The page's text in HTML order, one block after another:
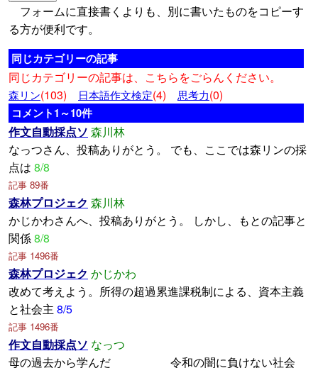
フォームに直接書くよりも、別に書いたものをコピーす
る方が便利です。
同じカテゴリーの記事
同じカテゴリーの記事は、こちらをごらんください。
森リン(103) 日本語作文検定(4) 思考力(0)
コメント1～10件
作文自動採点ソ 森川林
なっつさん、投稿ありがとう。 でも、ここでは森リンの採
点は 8/8
記事 89番
森林プロジェク 森川林
かじかわさんへ、投稿ありがとう。 しかし、もとの記事と
関係8/8
記事 1496番
森林プロジェク かじかわ
改めて考えよう。所得の超過累進課税制による、資本主義
と社会主 8/5
記事 1496番
作文自動採点ソ なっつ
母の過去から学んだ 令和の闇に負けない社会